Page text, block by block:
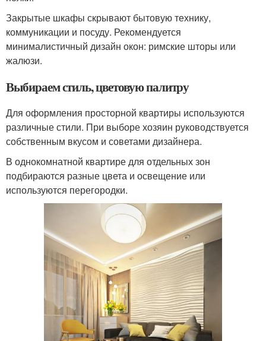
Закрытые шкафы скрывают бытовую технику,
коммуникации и посуду. Рекомендуется
минималистичный дизайн окон: римские шторы или
жалюзи.
Выбираем стиль, цветовую палитру
Для оформления просторной квартиры используются
различные стили. При выборе хозяин руководствуется
собственным вкусом и советами дизайнера.
В однокомнатной квартире для отдельных зон
подбираются разные цвета и освещение или
используются перегородки.